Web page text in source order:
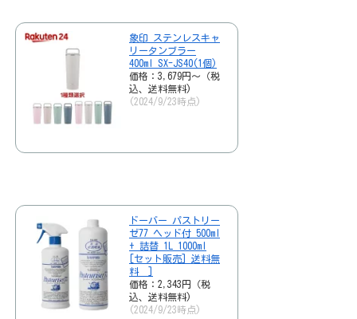
象印 ステンレスキャ
リータンブラー
400ml SX-JS40(1個)
価格：3,679円～（税
込、送料無料)
(2024/9/23時点)
ドーバー パストリー
ゼ77 ヘッド付 500ml
+ 詰替 1L 1000ml
[セット販売] 送料無
料 ]
価格：2,343円（税
込、送料無料)
(2024/9/23時点)